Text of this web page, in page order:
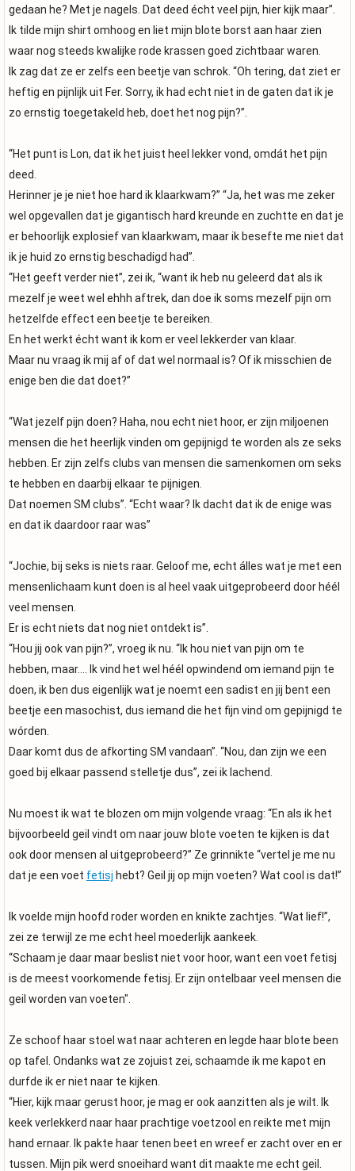
gedaan he? Met je nagels. Dat deed écht veel pijn, hier kijk maar”.
Ik tilde mijn shirt omhoog en liet mijn blote borst aan haar zien
waar nog steeds kwalijke rode krassen goed zichtbaar waren.
Ik zag dat ze er zelfs een beetje van schrok. “Oh tering, dat ziet er
heftig en pijnlijk uit Fer. Sorry, ik had echt niet in de gaten dat ik je
zo ernstig toegetakeld heb, doet het nog pijn?”.
“Het punt is Lon, dat ik het juist heel lekker vond, omdát het pijn
deed.
Herinner je je niet hoe hard ik klaarkwam?” “Ja, het was me zeker
wel opgevallen dat je gigantisch hard kreunde en zuchtte en dat je
er behoorlijk explosief van klaarkwam, maar ik besefte me niet dat
ik je huid zo ernstig beschadigd had”.
“Het geeft verder niet”, zei ik, “want ik heb nu geleerd dat als ik
mezelf je weet wel ehhh aftrek, dan doe ik soms mezelf pijn om
hetzelfde effect een beetje te bereiken.
En het werkt écht want ik kom er veel lekkerder van klaar.
Maar nu vraag ik mij af of dat wel normaal is? Of ik misschien de
enige ben die dat doet?”
“Wat jezelf pijn doen? Haha, nou echt niet hoor, er zijn miljoenen
mensen die het heerlijk vinden om gepijnigd te worden als ze seks
hebben. Er zijn zelfs clubs van mensen die samenkomen om seks
te hebben en daarbij elkaar te pijnigen.
Dat noemen SM clubs”. “Echt waar? Ik dacht dat ik de enige was
en dat ik daardoor raar was”
“Jochie, bij seks is niets raar. Geloof me, echt álles wat je met een
mensenlichaam kunt doen is al heel vaak uitgeprobeerd door héél
veel mensen.
Er is echt niets dat nog niet ontdekt is”.
“Hou jij ook van pijn?”, vroeg ik nu. “Ik hou niet van pijn om te
hebben, maar…. Ik vind het wel héél opwindend om iemand pijn te
doen, ik ben dus eigenlijk wat je noemt een sadist en jij bent een
beetje een masochist, dus iemand die het fijn vind om gepijnigd te
wórden.
Daar komt dus de afkorting SM vandaan”. “Nou, dan zijn we een
goed bij elkaar passend stelletje dus”, zei ik lachend.
Nu moest ik wat te blozen om mijn volgende vraag: “En als ik het
bijvoorbeeld geil vindt om naar jouw blote voeten te kijken is dat
ook door mensen al uitgeprobeerd?” Ze grinnikte “vertel je me nu
dat je een voet fetisj hebt? Geil jij op mijn voeten? Wat cool is dat!”
Ik voelde mijn hoofd roder worden en knikte zachtjes. “Wat lief!”,
zei ze terwijl ze me echt heel moederlijk aankeek.
“Schaam je daar maar beslist niet voor hoor, want een voet fetisj
is de meest voorkomende fetisj. Er zijn ontelbaar veel mensen die
geil worden van voeten".
Ze schoof haar stoel wat naar achteren en legde haar blote been
op tafel. Ondanks wat ze zojuist zei, schaamde ik me kapot en
durfde ik er niet naar te kijken.
“Hier, kijk maar gerust hoor, je mag er ook aanzitten als je wilt. Ik
keek verlekkerd naar haar prachtige voetzool en reikte met mijn
hand ernaar. Ik pakte haar tenen beet en wreef er zacht over en er
tussen. Mijn pik werd snoeihard want dit maakte me echt geil.